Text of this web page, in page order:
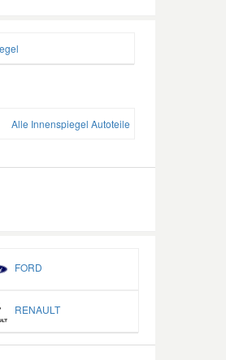
Alle Innenspiegel Autoteile
FORD
RENAULT